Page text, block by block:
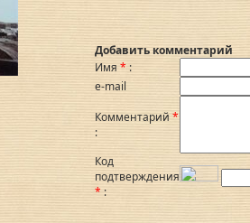
Добавить комментарий
Имя * :
e-mail
Комментарий *
:
Код
подтверждения
* :